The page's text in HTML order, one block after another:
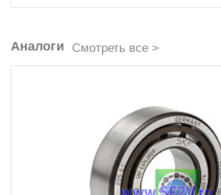
Аналоги Смотреть все >